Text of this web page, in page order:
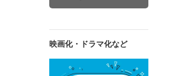
映画化・ドラマ化など